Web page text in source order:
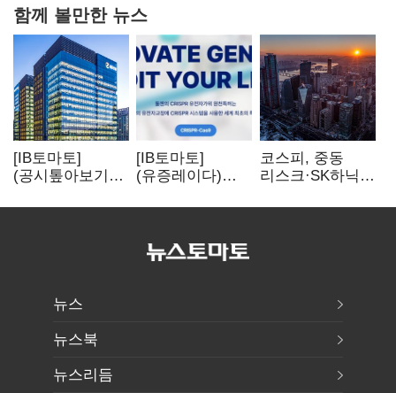
함께 볼만한 뉴스
[IB토마토]
(공시톺아보기)
바로 매출로
[IB토마토]
(유증레이다)
3분의 1 토막…
비용부터 챙긴다
코스피, 중동
리스크·SK하닉
뒷걸음
뉴스
뉴스북
뉴스리듬